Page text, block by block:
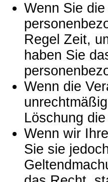
Wenn Sie
Regel Zeit,
haben Sie
Wenn die
Löschung
Wenn wir
Sie sie